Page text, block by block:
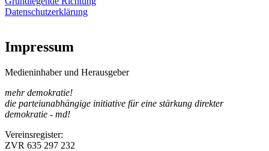
Datenschutzerklärung
Impressum
Medieninhaber und Herausgeber
mehr demokratie!
die parteiunabhängige initiative für eine stärkung direkter
demokratie - md!
Vereinsregister:
ZVR 635 297 232